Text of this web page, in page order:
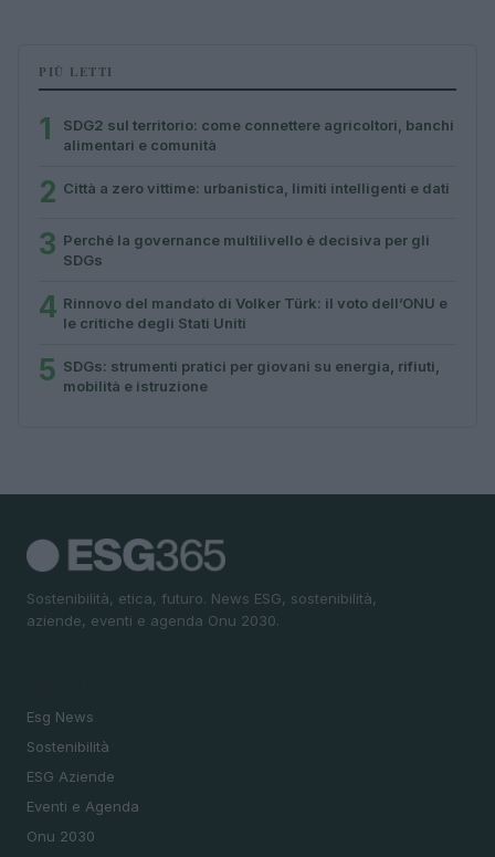
PIÙ LETTI
1
SDG2 sul territorio: come connettere agricoltori, banchi
alimentari e comunità
2 Città a zero vittime: urbanistica, limiti intelligenti e dati
3 Perché la governance multilivello è decisiva per gli
SDGs
4 Rinnovo del mandato di Volker Türk: il voto dell’ONU e
le critiche degli Stati Uniti
5 SDGs: strumenti pratici per giovani su energia, rifiuti,
mobilità e istruzione
Sostenibilità, etica, futuro. News ESG, sostenibilità,
aziende, eventi e agenda Onu 2030.
Esg News
Sostenibilità
ESG Aziende
Eventi e Agenda
Onu 2030